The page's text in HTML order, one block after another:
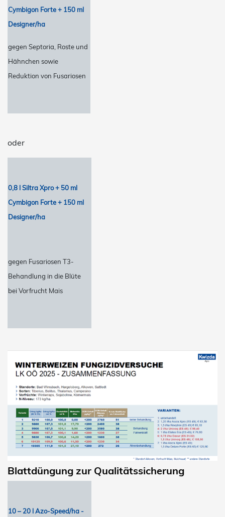
Cymbigon Forte + 150 ml
Designer/ha
gegen Septoria, Roste und
Hähnchen sowie
Reduktion von Fusariosen
oder
0,8 l Siltra Xpro + 50 ml
Cymbigon Forte + 150 ml
Designer/ha
gegen Fusariosen T3-
Behandlung in die Blüte
bei Vorfrucht Mais
Blattdüngung zur Qualitätssicherung
10 – 20 l Azo-Speed/ha -